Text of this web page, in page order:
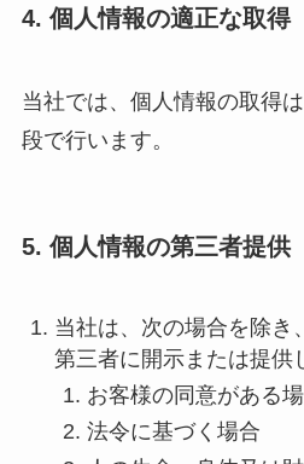
4. 個人情報の適正な取得
当社では、個人情報の取得
段で行います。
5. 個人情報の第三者提供
当社は、次の場合を除き
第三者に開示または提供
お客様の同意がある
法令に基づく場合